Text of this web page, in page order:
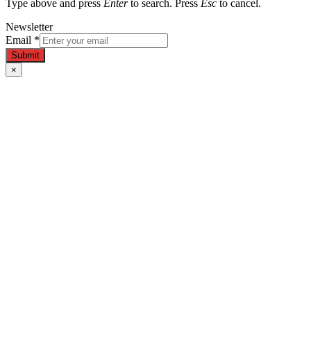
Type above and press Enterto search. Press Esc to cancel.
Newsletter
Email *
Submit
×